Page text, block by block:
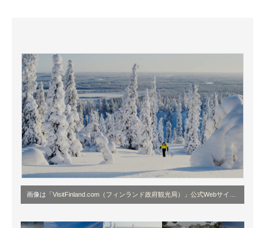
画像は 「VisitFinland.com（フィンランド政府観光局）」公式Webサイト